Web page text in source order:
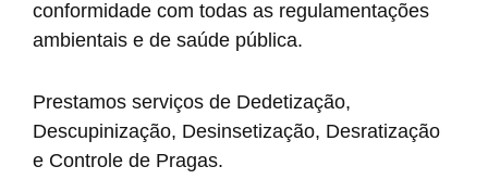
conformidade com todas as regulamentações
ambientais e de saúde pública.
Prestamos serviços de Dedetização,
Descupinização, Desinsetização, Desratização
e Controle de Pragas.